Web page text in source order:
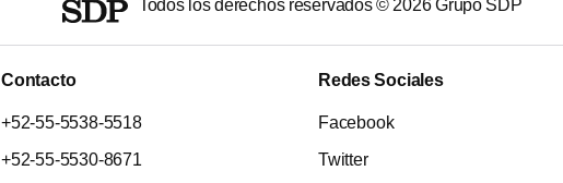
Todos los derechos reservados © 2026Grupo SDP
Contacto
+52-55-5538-5518
+52-55-5530-8671
Redes Sociales
Facebook
Twitter